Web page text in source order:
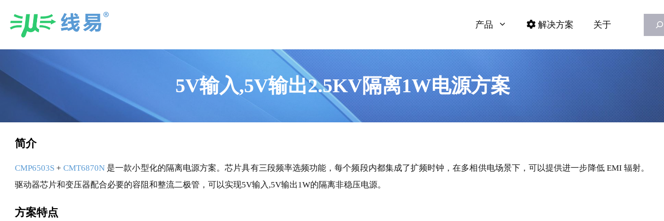
产品 解决方案 关于
5V输入,5V输出2.5KV隔离1W电源方案
简介
CMP6503S +CMT6870N 是一款小型化的隔离电源方案。芯片具有三段频率选频功能，每个频段内都集成了扩频时钟，在多相供电场景下，可以提供进一步降低 EMI 辐射。
驱动器芯片和变压器配合必要的容阻和整流二极管，可以实现5V输入,5V输出1W的隔离非稳压电源。
方案特点